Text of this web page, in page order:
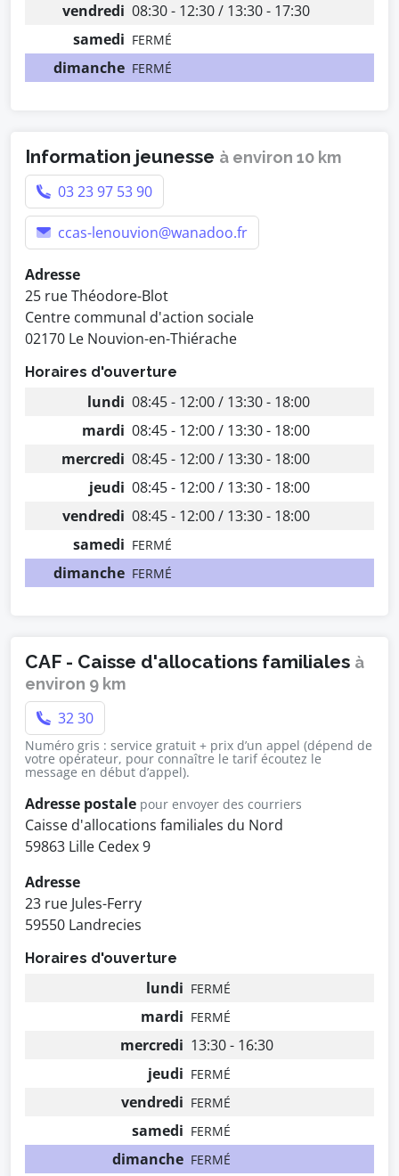
vendredi 08:30 - 12:30 / 13:30 - 17:30
samedi FERMÉ
dimanche FERMÉ
Information jeunesse à environ 10 km
03 23 97 53 90
ccas-lenouvion@wanadoo.fr
Adresse
25 rue Théodore-Blot
Centre communal d'action sociale
02170 Le Nouvion-en-Thiérache
Horaires d'ouverture
lundi 08:45 - 12:00 / 13:30 - 18:00
mardi 08:45 - 12:00 / 13:30 - 18:00
mercredi 08:45 - 12:00 / 13:30 - 18:00
jeudi 08:45 - 12:00 / 13:30 - 18:00
vendredi 08:45 - 12:00 / 13:30 - 18:00
samedi FERMÉ
dimanche FERMÉ
CAF - Caisse d'allocations familiales à
environ 9 km
32 30
Numéro gris : service gratuit + prix d’un appel (dépend de
votre opérateur, pour connaître le tarif écoutez le
message en début d’appel).
Adresse postale pour envoyer des courriers
Caisse d'allocations familiales du Nord
59863 Lille Cedex 9
Adresse
23 rue Jules-Ferry
59550 Landrecies
Horaires d'ouverture
lundi FERMÉ
mardi FERMÉ
mercredi 13:30 - 16:30
jeudi FERMÉ
vendredi FERMÉ
samedi FERMÉ
dimanche FERMÉ